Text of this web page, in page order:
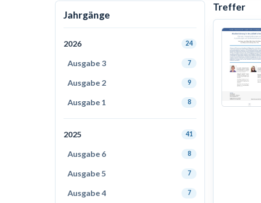
Jahrgänge
2026 24
Ausgabe 3 7
Ausgabe 2 9
Ausgabe 1 8
2025 41
Ausgabe 6 8
Ausgabe 5 7
Ausgabe 4 7
Treffer